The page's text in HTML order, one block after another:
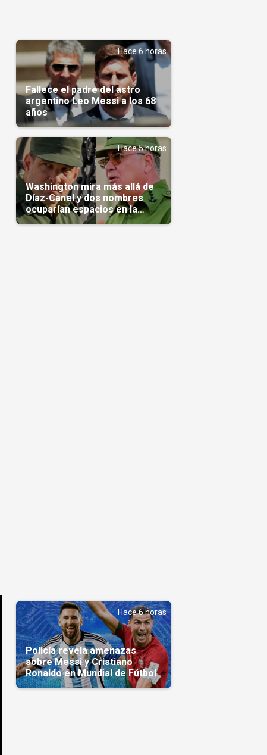
Hace 6 horas
Fallece el padre del astro
argentino Leo Messi a los 68
años
Hace 5 horas
Washington mira más allá de
Díaz-Canel y dos nombres
ocuparían espacios en la
transición
Hace 6 horas
Policía revela amenazas
sobre Messi y Cristiano
Ronaldo en Mundial de Fútbol